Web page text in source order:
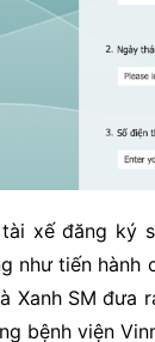
xế đăng ký
như tiến hành
Xanh SM
bệnh viện